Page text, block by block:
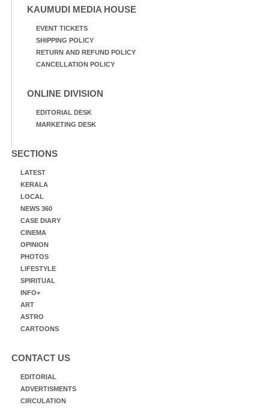
KAUMUDI MEDIA HOUSE
EVENT TICKETS
SHIPPING POLICY
RETURN AND REFUND POLICY
CANCELLATION POLICY
ONLINE DIVISION
EDITORIAL DESK
MARKETING DESK
SECTIONS
LATEST
KERALA
LOCAL
NEWS 360
CASE DIARY
CINEMA
OPINION
PHOTOS
LIFESTYLE
SPIRITUAL
INFO+
ART
ASTRO
CARTOONS
CONTACT US
EDITORIAL
ADVERTISMENTS
CIRCULATION